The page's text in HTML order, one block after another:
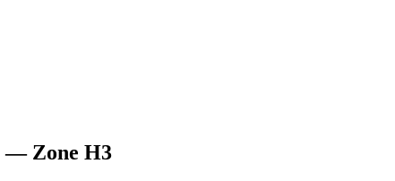
— Zone H3